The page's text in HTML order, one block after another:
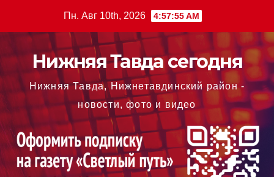
содержимому
Пн. Авг 10th, 2026 4:57:56 AM
Нижняя Тавда сегодня
Нижняя Тавда, Нижнетавдинский район -
новости, фото и видео